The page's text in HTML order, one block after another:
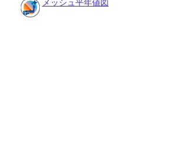
メッシュ平年値図